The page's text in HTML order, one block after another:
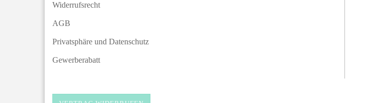
Widerrufsrecht
AGB
Privatsphäre und Datenschutz
Gewerberabatt